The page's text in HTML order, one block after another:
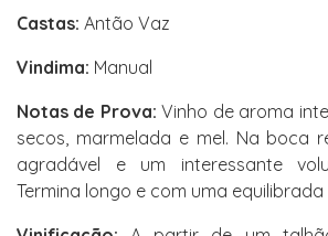
Castas: Antão Vaz
Vindima: Manual
Notas de Prova: Vinho de aroma
secos, marmelada e mel. Na boca
agradável e um interessante
Termina longo e com uma